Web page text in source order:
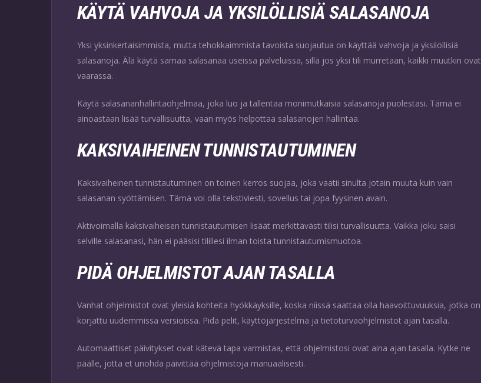
KÄYTÄ VAHVOJA JA YKSILÖLLISIÄ SALASANOJA
Yksi yksinkertaisimmista, mutta tehokkaimmista tavoista suojautua on käyttää vahvoja ja yksilöllisiä
salasanoja. Älä käytä samaa salasanaa useissa palveluissa, sillä jos yksi tili murretaan, kaikki muutkin ovat
vaarassa.
Käytä salasananhallintaohjelmaa, joka luo ja tallentaa monimutkaisia salasanoja puolestasi. Tämä ei
ainoastaan lisää turvallisuutta, vaan myös helpottaa salasanojen hallintaa.
KAKSIVAIHEINEN TUNNISTAUTUMINEN
Kaksivaiheinen tunnistautuminen on toinen kerros suojaa, joka vaatii sinulta jotain muuta kuin vain
salasanan syöttämisen. Tämä voi olla tekstiviesti, sovellus tai jopa fyysinen avain.
Aktivoimalla kaksivaiheisen tunnistautumisen lisäät merkittävästi tilisi turvallisuutta. Vaikka joku saisi
selville salasanasi, hän ei pääsisi tilillesi ilman toista tunnistautumismuotoa.
PIDÄ OHJELMISTOT AJAN TASALLA
Vanhat ohjelmistot ovat yleisiä kohteita hyökkäyksille, koska niissä saattaa olla haavoittuvuuksia, jotka on
korjattu uudemmissa versioissa. Pidä pelit, käyttöjärjestelmä ja tietoturvaohjelmistot ajan tasalla.
Automaattiset päivitykset ovat kätevä tapa varmistaa, että ohjelmistosi ovat aina ajan tasalla. Kytke ne
päälle, jotta et unohda päivittää ohjelmistoja manuaalisesti.